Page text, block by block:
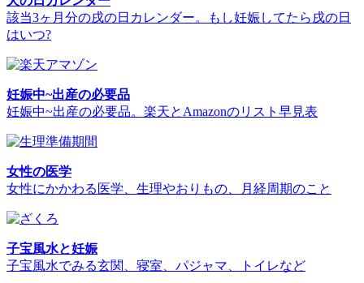
該当3ヶ月分の戌の日カレンダー。もし妊娠してたら戌の日
はいつ?
妊娠中~出産の必要品
妊娠中~出産の必要品。楽天とAmazonのリスト早見表
女性の医学
女性にかかわる医学、生理やおりもの、月経周期のこと
子宝風水と妊娠
子宝風水でみる玄関、寝室、パジャマ、トイレなど